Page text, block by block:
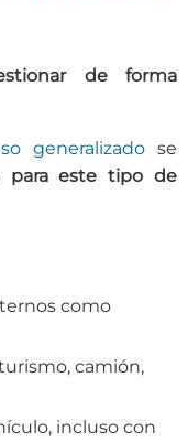
de forma
generalizadose
para este tipo de
como
camión,
incluso con